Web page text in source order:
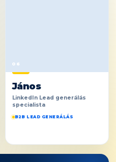
06
János
LinkedIn Lead generálás
specialista
B2B LEAD GENERÁLÁS